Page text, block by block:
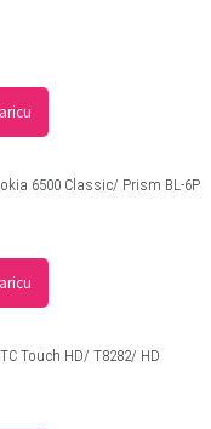
6500 Classic/ Prism BL-6P
Touch HD/ T8282/ HD